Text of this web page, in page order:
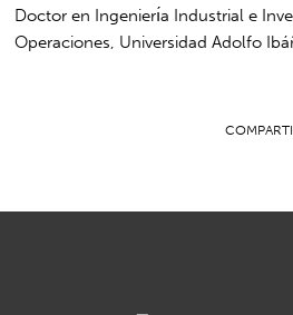
Doctor en Ingenierı́a Industrial e
Operaciones, Universidad Adolfo